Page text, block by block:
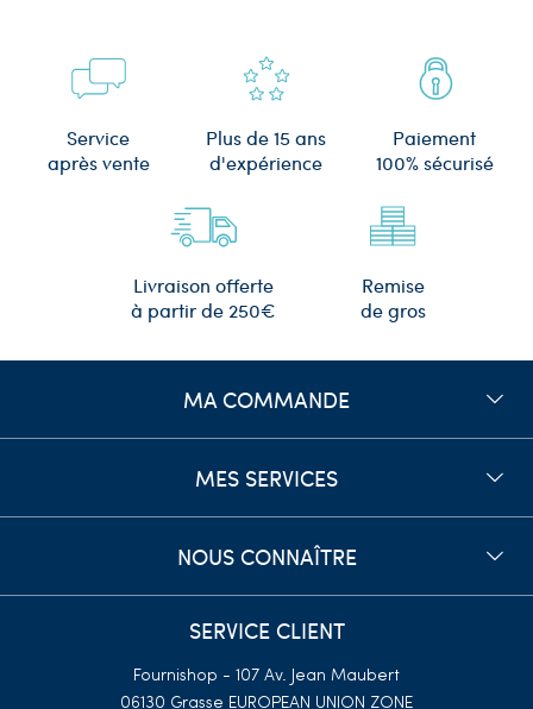
Service
après vente
Plus de 15 ans
d'expérience
Paiement
100% sécurisé
Livraison offerte
à partir de 250€
Remise
de gros
MA COMMANDE
MES SERVICES
NOUS CONNAÎTRE
SERVICE CLIENT
Fournishop - 107 Av. Jean Maubert
06130 Grasse EUROPEAN UNION ZONE